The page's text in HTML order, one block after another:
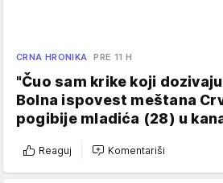
CRNA HRONIKA PRE 11 H
"Čuo sam krike koji
Bolna ispovest meštana
pogibije mladića (28) u
Reaguj Komentariši